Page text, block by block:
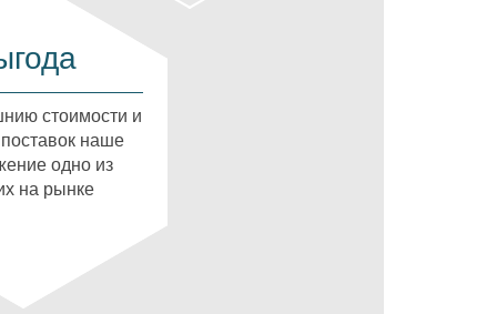
стоимости и
наше
одно из
на рынке